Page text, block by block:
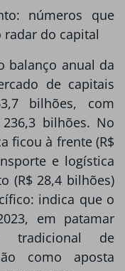
números que
do capital
balanço anual da
de capitais
bilhões, com
bilhões. No
ficou à frente (R$
e logística
(R$ 28,4 bilhões)
indica que o
em patamar
tradicional de
como aposta